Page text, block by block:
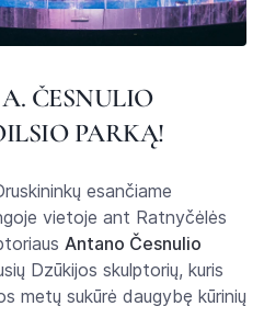
ČESNULIO
PARKĄ!
esančiame
vietoje ant Ratnyčėlės
Antano Česnulio
Dzūkijos skulptorių, kuris
metų sukūrė daugybę kūrinių